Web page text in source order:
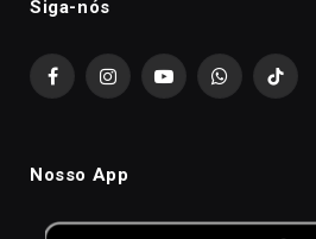
Siga-nós
FacebookInstagramYouTubeWhatsAppTikTok
Nosso App